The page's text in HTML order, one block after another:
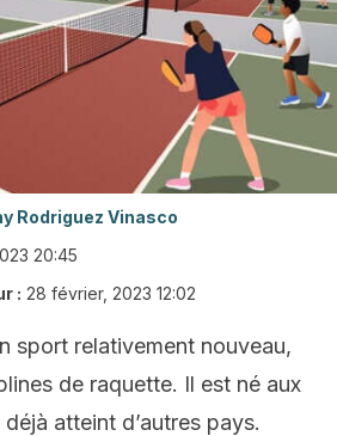
Rodriguez Vinasco
20:45
: 28 février, 2023 12:02
sport relativement nouveau,
de raquette. Il est né aux
atteint d’autres pays.